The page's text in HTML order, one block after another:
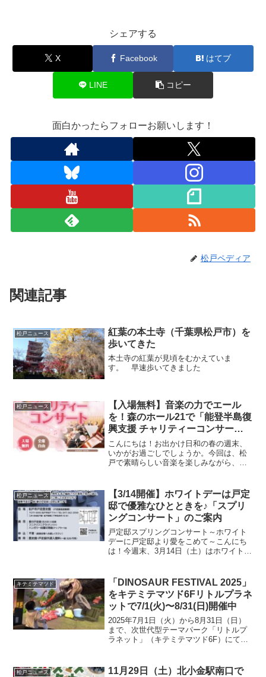
シェアする
X Facebook はてブ
LINE コピー
面白かったらフォローお願いします！
松戸ペディア
関連記事
松戸ニュース
紅葉の本土寺（千葉県松戸市）を
歩いてきた
本土寺の紅葉が見頃をむかえていま
す。 早速歩いてきました
松戸ニュース
【入場無料】音楽の力でエール
を！森のホール21で「能登半島復
興支援 チャリティーコンサー
ト」が開催されます【3月29日】
こんにちは！お出かけ日和の春の週末、
いかがお過ごしでしょうか。今回は、松
戸で素晴らしい音楽を楽しみながら、被
2026年3月29日（日）、森のホール21の
大ホールにて「能...
松戸ニュース
【3/14開催】ホワイトデーは戸定
邸で優雅なひとときを♪「スプリ
ングコンサート」のご案内
戸定邸スプリングコンサート～ホワイト
デーに戸定邸より愛をこめて～こんにち
は！今週末、3月14日（土）はホワイトデ
てみませんか？今回は、松戸が誇る名
所・戸定邸で開催され...
キテミテマツド
「DINOSAUR FESTIVAL 2025」
をキテミテマツド6Fリトルプラネ
ットで7/1(火)〜8/31(日)開催中
2025年7月1日（火）から8月31日（日）
まで、次世代型テーマパーク「リトルプ
ラネット」（キテミテマツド6F）にて、
2025）」が開催されます。→リトルプ...
松戸ニュース
11月29日（土）北小金駅南口で